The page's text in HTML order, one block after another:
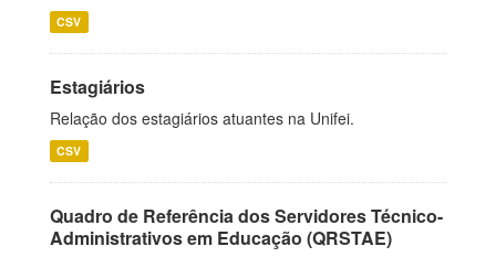
CSV
Estagiários
Relação dos estagiários atuantes na Unifei.
CSV
Quadro de Referência dos Servidores Técnico-
Administrativos em Educação (QRSTAE)